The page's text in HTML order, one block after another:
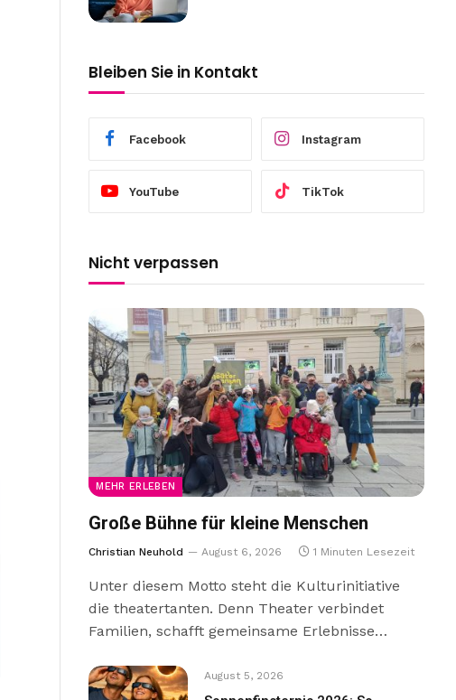
Bleiben Sie in Kontakt
Facebook Instagram
YouTube TikTok
Nicht verpassen
MEHR ERLEBEN
Große Bühne für kleine Menschen
Christian Neuhold August 6, 2026 1 Minuten Lesezeit
Unter diesem Motto steht die Kulturinitiative
die theatertanten. Denn Theater verbindet
Familien, schafft gemeinsame Erlebnisse…
August 5, 2026